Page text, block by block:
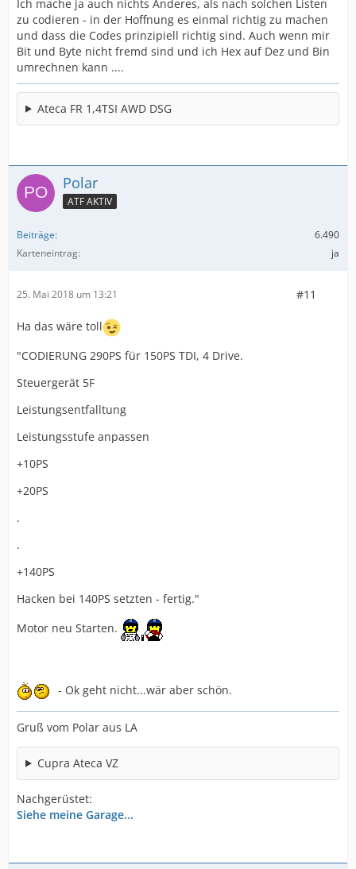
Ich mache ja auch nichts Anderes, als nach solchen Listen
zu codieren - in der Hoffnung es einmal richtig zu machen
und dass die Codes prinzipiell richtig sind. Auch wenn mir
Bit und Byte nicht fremd sind und ich Hex auf Dez und Bin
umrechnen kann ....
Ateca FR 1,4TSI AWD DSG
Polar
ATF AKTIV
Beiträge
6.490
Karteneintrag
ja
25. Mai 2018 um 13:21 #11
Ha das wäre toll
"CODIERUNG 290PS für 150PS TDI, 4 Drive.
Steuergerät 5F
Leistungsentfalltung
Leistungsstufe anpassen
+10PS
+20PS
.
.
+140PS
Hacken bei 140PS setzten - fertig."
Motor neu Starten.
- Ok geht nicht...wär aber schön.
Gruß vom Polar aus LA
Cupra Ateca VZ
Nachgerüstet:
Siehe meine Garage...